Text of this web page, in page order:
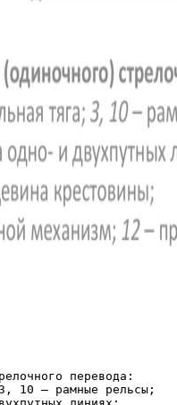
перевода:
10 – рамные рельсы;